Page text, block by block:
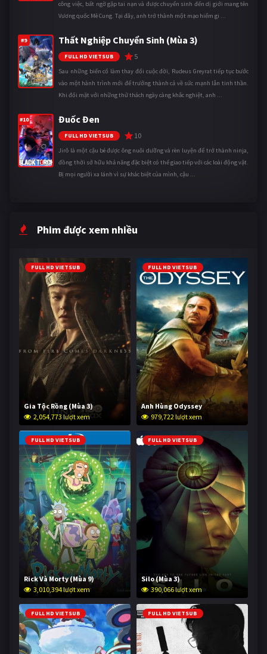
công việc, bất ngờ gặp tai nạn và được chuyển sinh đến dị giới mang tên
Vương quốc Mê Cung. Tại đây, anh trở thành một mạo hiểm gi ...
#9 Thất Nghiệp Chuyển Sinh (Mùa 3)
FULL HD VIETSUB 5
Sau những biến cố làm thay đổi cuộc đời, Rudeus Greyrat tiếp tục bước
vào một hành trình mới để trưởng thành cả về sức mạnh lẫn tinh thần.
Khi đối mặt với những thử thách ngày càng khắc nghiệt, anh ...
#10 Đuốc Đen
FULL HD VIETSUB 10
Jirô là một cậu bé được ông nuôi dưỡng và rèn luyện để trở thành ninja,
đồng thời sở hữu khả năng đặc biệt có thể giao tiếp với các loài động vật.
Bị mọi người xa lánh vì sự khác biệt của mình, cậu ...
Phim được xem nhiều
FULL HD VIETSUB
Gia Tộc Rồng (Mùa 3)
2,054,773 lượt xem
FULL HD VIETSUB
Anh Hùng Odyssey
979,722 lượt xem
FULL HD VIETSUB
Rick Và Morty (Mùa 9)
3,010,394 lượt xem
FULL HD VIETSUB
Silo (Mùa 3)
390,066 lượt xem
FULL HD VIETSUB FULL HD VIETSUB